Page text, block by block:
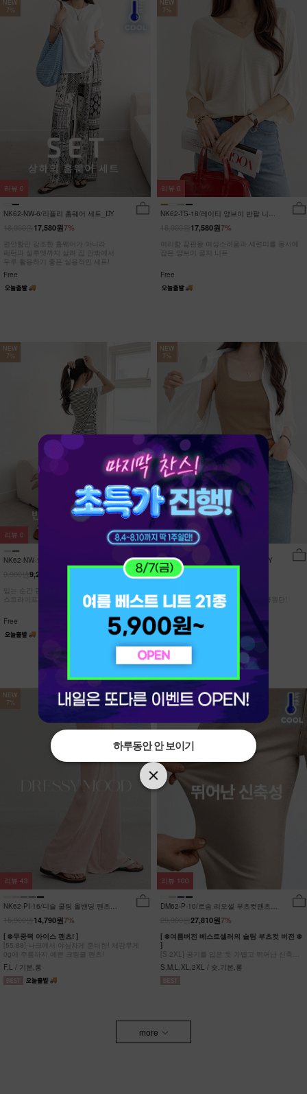
NEW
7%
NK62-NW-6/리플리 홈웨어 세트_DY
7%
17,580원
편안함만 강조한 홈웨어가 아니라
패턴과 실루엣까지 살려 집 안밖에서
두루 활용하기 좋은 실용적인 세트!
Free
리뷰 0
NEW
7%
NK62-TS-18/레이티 양브이 반팔 니트
7%
17,580원
여리함 끝판왕 여성스러움과 세련미를 동시에
잡은 양브이 골지 니트
Free
리뷰 0
NEW
7%
NK62-NW-11/유포니 반팔+반바지 홈웨
9,210원
입는 순간 편안함이 달라지는 캡내장
스트라이프 홈웨어 SET
Free
리뷰 0
NEW
7%
NK62-TS-32/일루민 뒤트임 셔츠_DY
21,900원
[ 답답한ZERO! 시스루 원단! ]
[55-99] 은은하게 반짝이는 고급링클원단!
자연스럽게 흐르는 핏!
Free
리뷰15
NEW
7%
NK62-PI-16/디슬 쿨링 올밴딩 팬츠
7%
14,790원
[ ❄️무중력 아이스 팬츠! ]
[55-88] 나크에서 야심차게 준비한! 체감무게
0g에 주름까지 예쁜 크링클 팬츠!
F,L / 기본,롱
리뷰 43
NEW
7%
DM62-P-10/르솜 리오셀 부츠컷팬츠
7%
27,810원
[ ❄️여름버전 베스트셀러의 슬림 부츠컷 버전 ❄️
]
[S-2XL] 공기를 입은 듯 가볍고 뛰어난 신축성
원단에 슬림함을 더한 부츠컷 팬츠!
S,M,L,XL,2XL / 숏,기본,롱
리뷰 100
more
하루동안 안 보이기
하루동안 안 보이기